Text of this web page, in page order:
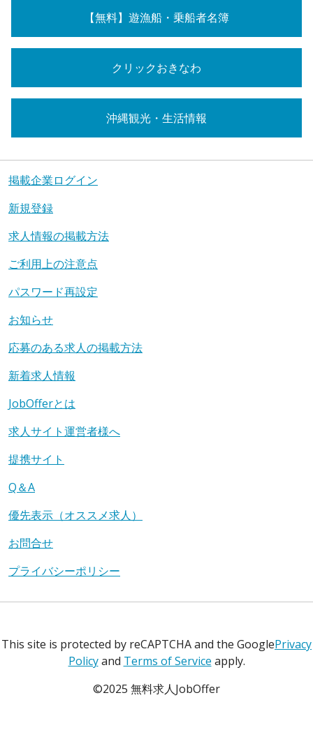
【無料】遊漁船・乗船者名簿
クリックおきなわ
沖縄観光・生活情報
掲載企業ログイン
新規登録
求人情報の掲載方法
ご利用上の注意点
パスワード再設定
お知らせ
応募のある求人の掲載方法
新着求人情報
JobOfferとは
求人サイト運営者様へ
提携サイト
Q＆A
優先表示（オススメ求人）
お問合せ
プライバシーポリシー
This site is protected by reCAPTCHA and the GooglePrivacy
Policyand Terms of Service apply.
©2025 無料求人JobOffer